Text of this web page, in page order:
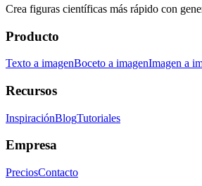
Crea figuras científicas más rápido con
Producto
Texto a imagenBoceto a imagenImagen a
Recursos
InspiraciónBlogTutoriales
Empresa
PreciosContacto